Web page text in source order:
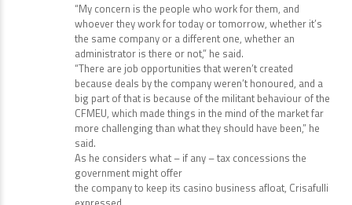
“My concern is the people who work for them, and
whoever they work for today or tomorrow, whether it’s
the same company or a different one, whether an
administrator is there or not,” he said.
“There are job opportunities that weren’t created
because deals by the company weren’t honoured, and a
big part of that is because of the militant behaviour of the
CFMEU, which made things in the mind of the market far
more challenging than what they should have been,” he
said.
As he considers what – if any – tax concessions the
government might offer
the company to keep its casino business afloat, Crisafulli